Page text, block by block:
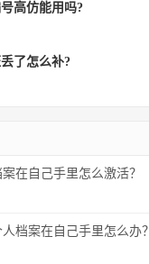
高仿能用吗?
了怎么补?
在自己手里怎么激活？
档案在自己手里怎么办？